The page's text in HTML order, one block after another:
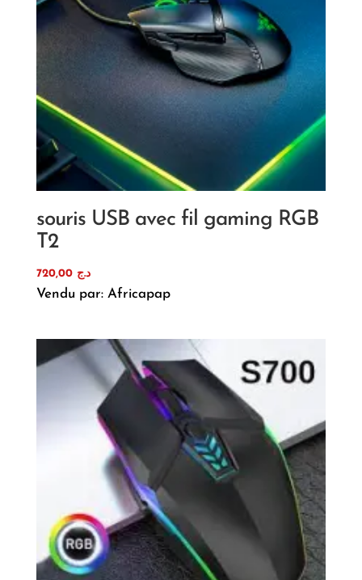
souris USB avec fil gaming RGB
T2
د.ج 720,00
Vendu par: Africapap